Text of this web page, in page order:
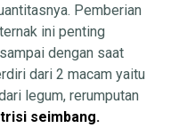
Pemberian
ini penting
dengan saat
dari 2 macam yaitu
legum, rerumputan
seimbang.